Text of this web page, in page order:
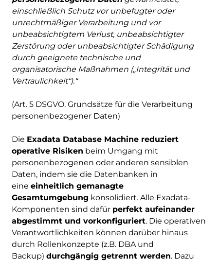
einschließlich Schutz vor unbefugter oder
unrechtmäßiger Verarbeitung und vor
unbeabsichtigtem Verlust, unbeabsichtigter
Zerstörung oder unbeabsichtigter Schädigung
durch geeignete technische und
organisatorische Maßnahmen („Integrität und
Vertraulichkeit“).“
(Art. 5 DSGVO, Grundsätze für die Verarbeitung
personenbezogener Daten)
Die Exadata Database Machine reduziert
operative Risiken beim Umgang mit
personenbezogenen oder anderen sensiblen
Daten, indem sie die Datenbanken in
eine einheitlich gemanagte
Gesamtumgebung konsolidiert. Alle Exadata-
Komponenten sind dafür perfekt aufeinander
abgestimmt und vorkonfiguriert. Die operativen
Verantwortlichkeiten können darüber hinaus
durch Rollenkonzepte (z.B. DBA und
Backup) durchgängig getrennt werden. Dazu